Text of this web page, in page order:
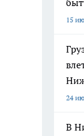
15
24
В